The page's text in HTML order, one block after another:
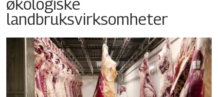
landbruksvirksomheter